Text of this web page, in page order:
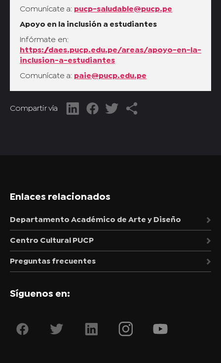
Comunícate a: pucp-saludable@pucp.pe
Apoyo en la inclusión a estudiantes
Infórmate en:
https://daes.pucp.edu.pe/areas/apoyo-en-la-
inclusion-a-estudiantes
Comunícate a: paie@pucp.edu.pe
Compartir vía
Enlaces relacionados
Departamento Académico de Arte y Diseño
Centro Cultural PUCP
Preguntas frecuentes
Síguenos en: